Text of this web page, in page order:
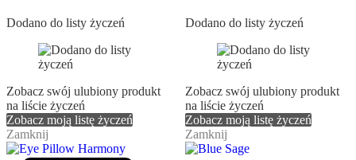
Dodano do listy życzeń
Zobacz swój ulubiony produkt
na liście życzeń
Zobacz moją listę życzeń
Zamknij
Dodano do listy życzeń
Zobacz swój ulubiony produkt
na liście życzeń
Zobacz moją listę życzeń
Zamknij